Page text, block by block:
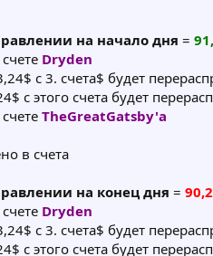
на начало дня =
Dryden
с 3. счета$ будет
с этого счета будет
TheGreatGatsby'а
в счета
на конец дня =
Dryden
с 3. счета$ будет
с этого счета будет